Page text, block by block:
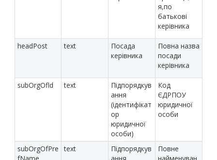
я,по
батькові
керівника
headPost text
Посада
керівника
Повна назва
посади
керівника
subOrgOfld text
Підпорядкув
ання
(ідентифікат
ор
юридичної
особи)
Код
ЄДРПОУ
юридичної
особи
subOrgOfPre
text
Підпорядкув
Повне